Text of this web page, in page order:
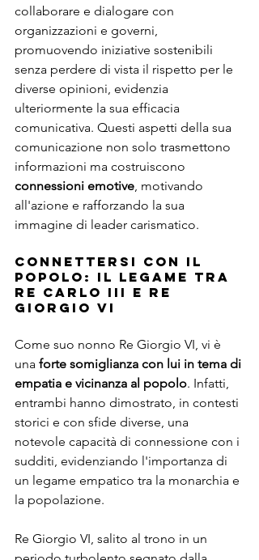
collaborare e dialogare con
organizzazioni e governi,
promuovendo iniziative sostenibili
senza perdere di vista il rispetto per le
diverse opinioni, evidenzia
ulteriormente la sua efficacia
comunicativa. Questi aspetti della sua
comunicazione non solo trasmettono
informazioni ma costruiscono
connessioni emotive, motivando
all'azione e rafforzando la sua
immagine di leader carismatico.
Connettersi con il
Popolo: Il Legame Tra
Re Carlo III e Re
Giorgio VI
Come suo nonno Re Giorgio VI, vi è
una forte somiglianza con lui in tema di
empatia e vicinanza al popolo. Infatti,
entrambi hanno dimostrato, in contesti
storici e con sfide diverse, una
notevole capacità di connessione con i
sudditi, evidenziando l'importanza di
un legame empatico tra la monarchia e
la popolazione.
Re Giorgio VI, salito al trono in un